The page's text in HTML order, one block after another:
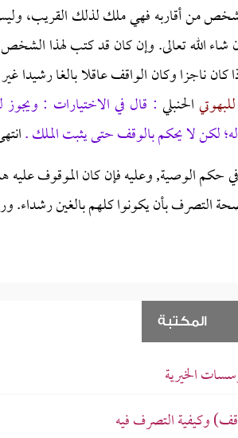
من أقاربه فهي ملك لذلك القريب،
الله تعالى. وإن كان قد كتب لهذا
ناجزا وكان الواقف عاقلا بالغا رشيدا
للبهوتيالحنبلي : قال في الاختيارات : ويجوز
لكن لا يحكم بالوقف حتى يثبت الملك .
حكم الوصية, وعليه فإن كان الموقوف
التصرف بأن يكونوا كلهم بالغينرشداء.
المكتبة
الخيرية
وكيفية التصرف فيه